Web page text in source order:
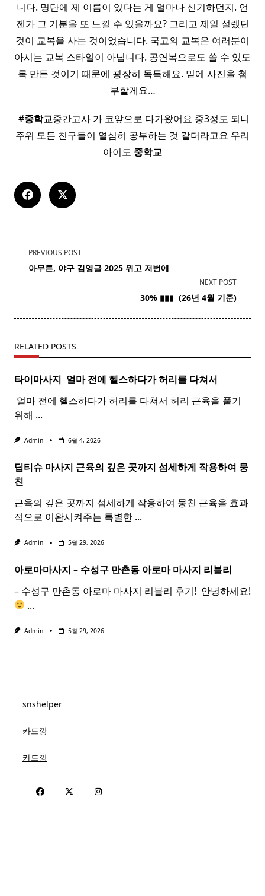
니다. 명단에 제 이름이 있다는 게 얼마나 신기하던지. 언
젠가 그 기분을 또 느낄 수 있을까요? 그리고 제일 설렜던
것이 교복을 사는 것이었습니다. 국고의 교복은 여러분이
아시는 교복 스타일이 아닙니다. 공연복으로도 쓸 수 있도
록 만든 것이기 때문에 굉장히 독특해요. 밑에 사진을 첨
부할게요…
​ #중학교중간고사 가 코앞으로 다가왔어요 중3정도 되니
주위 모든 친구들이 열심히 공부하는 것 같더라고요 우리
아이도 중학교
<span
class="nav-
text">Page</span>
PREVIOUS POST
아무튼, 야구 김영글 2025 위고 저번에
NEXT POST
30% ▮▮▮ ​ (26년 4월 기준)
RELATED POSTS
타이마사지 ​ 얼마 전에 헬스하다가 허리를 다쳐서
​ 얼마 전에 헬스하다가 허리를 다쳐서 허리 근육을 풀기
위해 ...
Admin 6월 4, 2026
딥티슈 마사지 근육의 깊은 곳까지 섬세하게 작용하여 뭉
친
근육의 깊은 곳까지 섬세하게 작용하여 뭉친 근육을 효과
적으로 이완시켜주는 특별한 ...
Admin 5월 29, 2026
아로마마사지 – 수성구 만촌동 아로마 마사지 리블리
– 수성구 만촌동 아로마 마사지 리블리 후기! ​ 안녕하세요!
...
Admin 5월 29, 2026
snshelper
카드깡
카드깡